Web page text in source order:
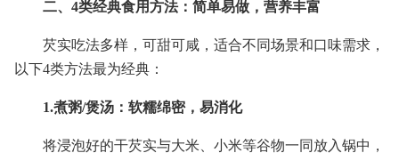
二、4类经典食用方法：简单易做，营养丰富
芡实吃法多样，可甜可咸，适合不同场景和口味需求，
以下4类方法最为经典：
1.煮粥/煲汤：软糯绵密，易消化
将浸泡好的干芡实与大米、小米等谷物一同放入锅中，